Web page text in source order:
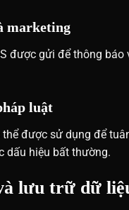
marketing
được gửi để thông
luật
được sử dụng để
dấu hiệu bất thường.
lưu trữ dữ